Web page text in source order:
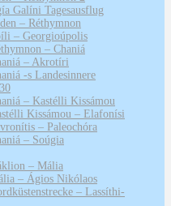
Galíni Tagesausflug
– Réthymnon
– Georgioúpolis
– Chaniá
– Akrotíri
-s Landesinnere
– Kastélli Kissámou
Kissámou – Elafonísi
– Paleochóra
– Soúgia
– Mália
– Ágios Nikólaos
– Lassíthi-